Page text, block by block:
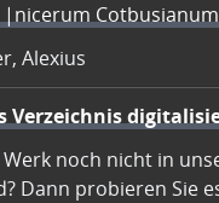
Alexius
Verzeichnis
noch nicht in
Dann probieren Sie